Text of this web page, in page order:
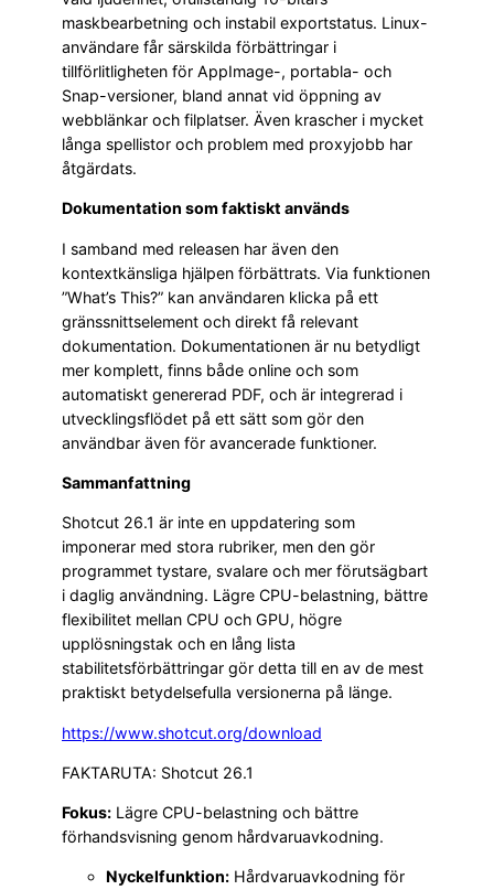
maskbearbetning och instabil exportstatus. Linux-
användare får särskilda förbättringar i
tillförlitligheten för AppImage-, portabla- och
Snap-versioner, bland annat vid öppning av
webblänkar och filplatser. Även krascher i mycket
långa spellistor och problem med proxyjobb har
åtgärdats.
Dokumentation som faktiskt används
I samband med releasen har även den
kontextkänsliga hjälpen förbättrats. Via funktionen
”What’s This?” kan användaren klicka på ett
gränssnittselement och direkt få relevant
dokumentation. Dokumentationen är nu betydligt
mer komplett, finns både online och som
automatiskt genererad PDF, och är integrerad i
utvecklingsflödet på ett sätt som gör den
användbar även för avancerade funktioner.
Sammanfattning
Shotcut 26.1 är inte en uppdatering som
imponerar med stora rubriker, men den gör
programmet tystare, svalare och mer förutsägbart
i daglig användning. Lägre CPU-belastning, bättre
flexibilitet mellan CPU och GPU, högre
upplösningstak och en lång lista
stabilitetsförbättringar gör detta till en av de mest
praktiskt betydelsefulla versionerna på länge.
https://www.shotcut.org/download
FAKTARUTA: Shotcut 26.1
Fokus: Lägre CPU-belastning och bättre
förhandsvisning genom hårdvaruavkodning.
Nyckelfunktion: Hårdvaruavkodning för